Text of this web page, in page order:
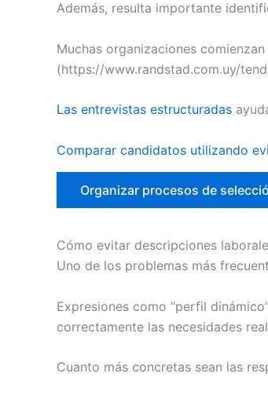
Además, resulta importante
Muchas organizaciones
(https://www.randstad.com.uy/
Las entrevistas estructuradas
Comparar candidatos utilizando
Organizar procesos de
Cómo evitar descripciones
Uno de los problemas más
Expresiones como “perfil
correctamente las necesidades
Cuanto más concretas sean las